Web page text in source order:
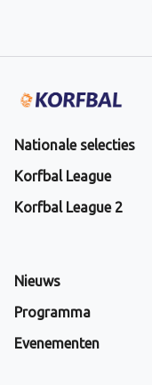
Nationale selecties
Korfbal League
Korfbal League 2
Nieuws
Programma
Evenementen